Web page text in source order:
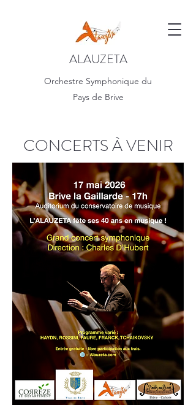
ALAUZETA
Orchestre Symphonique du
Pays de Brive
CONCERTS À VENIR